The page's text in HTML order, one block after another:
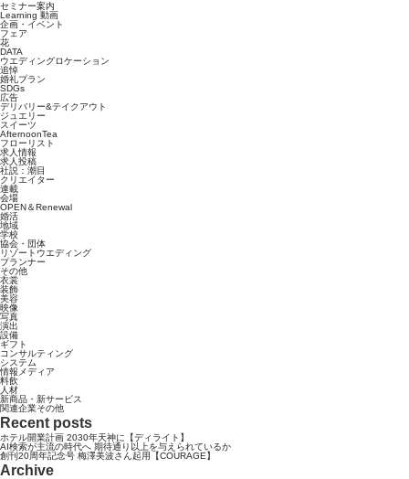
セミナー案内
Learning 動画
企画・イベント
フェア
花
DATA
ウエディングロケーション
追悼
婚礼プラン
SDGs
広告
デリバリー&テイクアウト
ジュエリー
スイーツ
AfternoonTea
フローリスト
求人情報
求人投稿
社説：潮目
クリエイター
連載
会場
OPEN＆Renewal
婚活
地域
学校
協会・団体
リゾートウエディング
プランナー
その他
衣裳
装飾
美容
映像
写真
演出
設備
ギフト
コンサルティング
システム
情報メディア
料飲
人材
新商品・新サービス
関連企業その他
Recent posts
ホテル開業計画 2030年天神に【ディライト】
AI検索が主流の時代へ 期待通り以上を与えられているか
創刊20周年記念号 梅澤美波さん起用【COURAGE】
Archive